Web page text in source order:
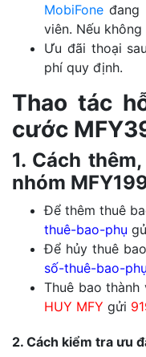
MobiFone đang
viên. Nếu
Ưu đãi thoại
phí quy định.
Thao tác
cước
1. Cách
nhóm
Để thêm thuê
thuê-bao-phụ
Để hủy thuê
số-thuê-bao-phụ
Thuê bao thành
HUY MFY gửi
2. Cách kiểm tra ưu